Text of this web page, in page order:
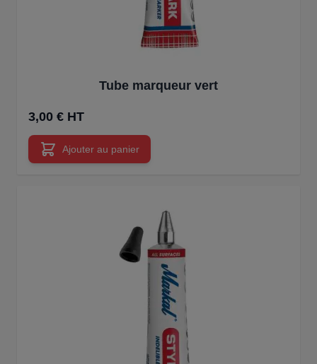
Tube marqueur vert
3,00 € HT
Ajouter au panier